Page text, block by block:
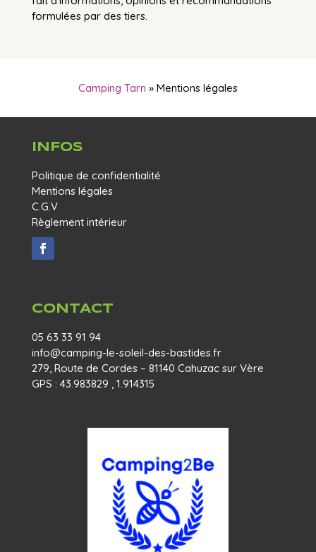
formulées par des tiers.
Camping Tarn » Mentions légales
INFOS
Politique de confidentialité
Mentions légales
C.G.V
Règlement intérieur
CONTACT
05 63 33 91 94
info@camping-le-soleil-des-bastides.fr
279, Route de Cordes – 81140 Cahuzac sur Vère
GPS : 43.983829 , 1.914315